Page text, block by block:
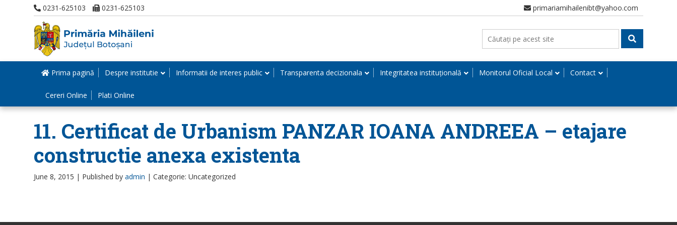
0231-625103 0231-625103 primariamihailenibt@yahoo.com
Prima pagină Despre institutie Informatii de interes public Transparenta decizionala Integritatea instituțională Monitorul Oficial Local Contact
Cereri Online Plati Online
11. Certificat de Urbanism PANZAR IOANA ANDREEA – etajare
constructie anexa existenta
June 8, 2015 | Published by admin | Categorie: Uncategorized